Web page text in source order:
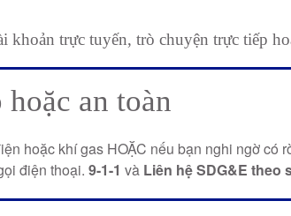
khoản trực tuyến, trò chuyện trực tiếp
an toàn
hoặc khí gas HOẶC nếu bạn nghi ngờ có
điện thoại. 9-1-1 và Liên hệ SDG&E theo